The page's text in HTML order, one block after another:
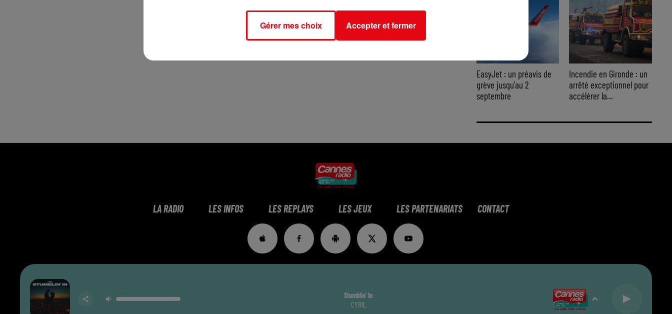
EasyJet : un préavis de
grève jusqu'au 2
septembre
Incendie en Gironde : un
arrêté exceptionnel pour
accélérer la...
LA RADIO LES INFOS LES REPLAYS LES JEUX LES PARTENARIATS CONTACT
Stumblin' In
CYRIL
Gérer mes choix Accepter et fermer